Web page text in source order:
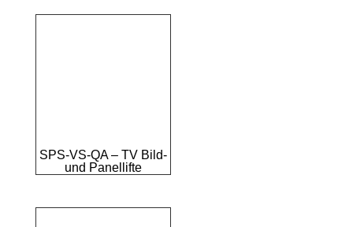
SPS-VS-QA – TV Bild-
und Panellifte